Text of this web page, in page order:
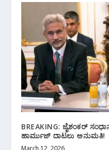
BREAKING: ಜೈಶಂಕರ್
ಹಾರ್ಮುಜ್ ದಾಟಲು ಅನುಮತಿ!
March 12, 2026